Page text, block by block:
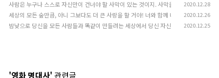
사람은 누구나 스스로 자신만이 건너야 할 사막이 있는 것이지. 사막을 건너는 길에 나
2020.12.28
세상의 모든 숲만큼, 아니 그보다도 더 큰 사랑을 할 거야! 너와 함께 네 안에서. 사랑이
2020.12.26
밤낮으로 당신을 모든 사람들과 똑같이 만들려는 세상에서 당신 자신을 찾는다는 것
2020.12.25
'영화 명대사' 관련글